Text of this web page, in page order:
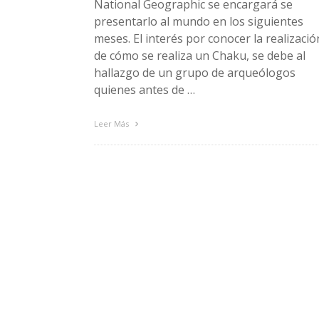
National Geographic se encargará se
presentarlo al mundo en los siguientes
meses. El interés por conocer la
de cómo se realiza un Chaku, se debe al
hallazgo de un grupo de arqueólogos
quienes antes de …
Leer Más